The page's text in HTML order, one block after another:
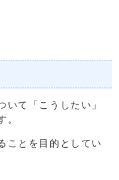
て「こうしたい」
。
ことを目的としてい